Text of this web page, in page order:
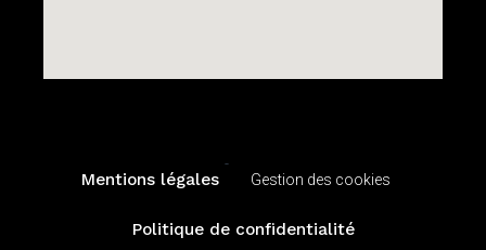
Mentions légales
-
Gestion des cookies
Politique de confidentialité